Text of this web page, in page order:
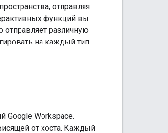
отправляя
функций вы
отправляет различную
на каждый тип
Google Workspace.
от хоста. Каждый